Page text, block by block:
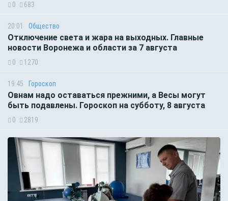
0 683
20:01 Общество
Отключение света и жара на выходных. Главные
новости Воронежа и области за 7 августа
0 1270
19:45 Гороскоп
Овнам надо оставаться прежними, а Весы могут
быть подавлены. Гороскоп на субботу, 8 августа
0 2819